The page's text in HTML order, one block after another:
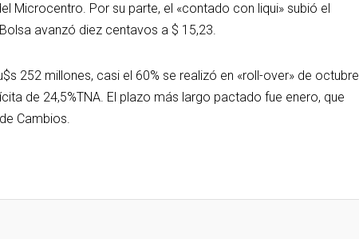
Microcentro. Por su parte, el «contado con liqui» subió el
avanzó diez centavos a $ 15,23.
252 millones, casi el 60% se realizó en «roll-over» de octubre
de 24,5%TNA. El plazo más largo pactado fue enero, que
Cambios.